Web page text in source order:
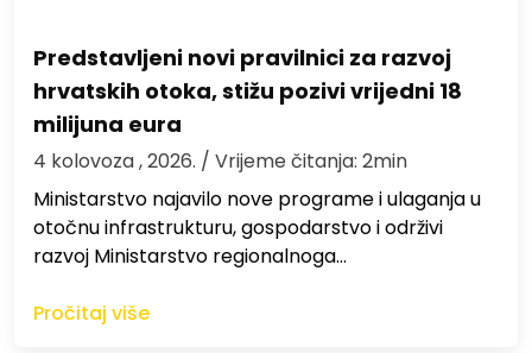
Predstavljeni novi pravilnici za razvoj
hrvatskih otoka, stižu pozivi vrijedni 18
milijuna eura
4 kolovoza , 2026. / Vrijeme čitanja: 2min
Ministarstvo najavilo nove programe i ulaganja u
otočnu infrastrukturu, gospodarstvo i održivi
razvoj Ministarstvo regionalnoga…
Pročitaj više